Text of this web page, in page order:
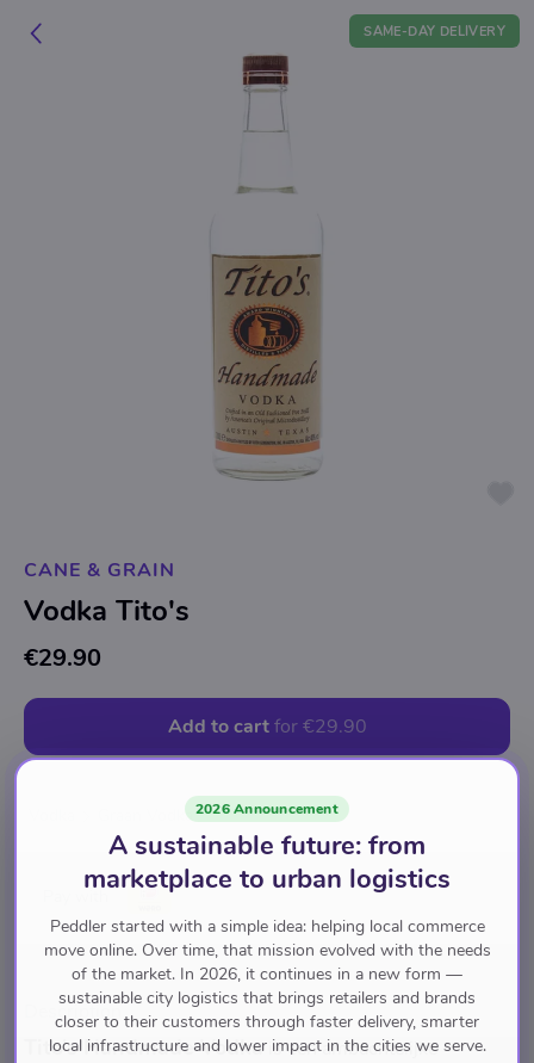
SAME-DAY DELIVERY
CANE & GRAIN
Vodka Tito's
€29.90
Add to cart for €29.90
Graan Vodka
Description
Tito’s Handmade Vodkais een ambachtelijke
2026 Announcement
A sustainable future: from
marketplace to urban logistics
Peddler started with a simple idea: helping local commerce
move online. Over time, that mission evolved with the needs
of the market. In 2026, it continues in a new form —
sustainable city logistics that brings retailers and brands
closer to their customers through faster delivery, smarter
local infrastructure and lower impact in the cities we serve.